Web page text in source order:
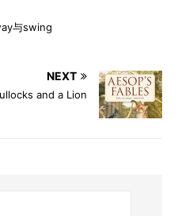
与swing
NEXT
and a Lion